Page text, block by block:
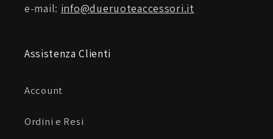
e-mail: info@dueruoteaccessori.it
Assistenza Clienti
Account
Ordini e Resi